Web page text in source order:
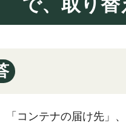
「コンテナの届け先」